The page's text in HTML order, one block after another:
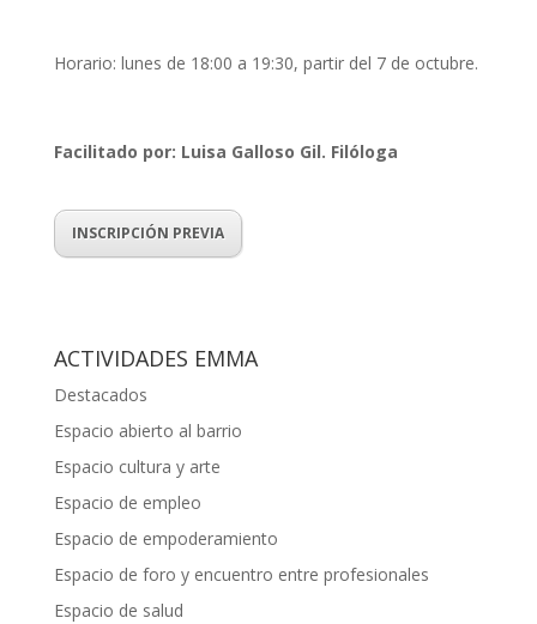
Horario: lunes de 18:00 a 19:30, partir del 7 de octubre.
Facilitado por: Luisa Galloso Gil. Filóloga
INSCRIPCIÓN PREVIA
ACTIVIDADES EMMA
Destacados
Espacio abierto al barrio
Espacio cultura y arte
Espacio de empleo
Espacio de empoderamiento
Espacio de foro y encuentro entre profesionales
Espacio de salud